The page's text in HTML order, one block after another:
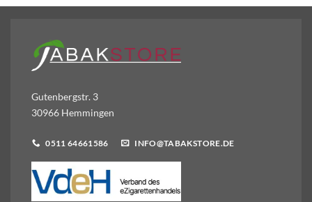
Gutenbergstr. 3
30966 Hemmingen
0511 64661586 INFO@TABAKSTORE.DE